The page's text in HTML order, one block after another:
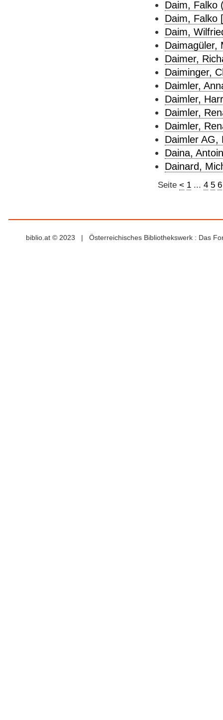
Daim, Falko
Daim, Falko
Daim,
Daimagüler,
Daimer,
Daiminger,
Daimler,
Daimler,
Daimler,
Daimler,
Daimler AG,
Daina,
Dainard,
Seite < 1... 4 5 6
biblio.at © 2023 | Österreichisches Bibliothekswerk : Das